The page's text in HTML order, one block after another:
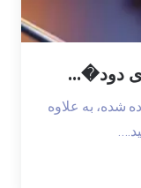
به علاوه